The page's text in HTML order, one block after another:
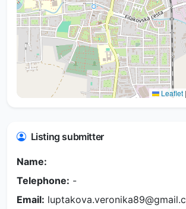
Leaflet |
Listing submitter
Name:
Telephone: -
Email: